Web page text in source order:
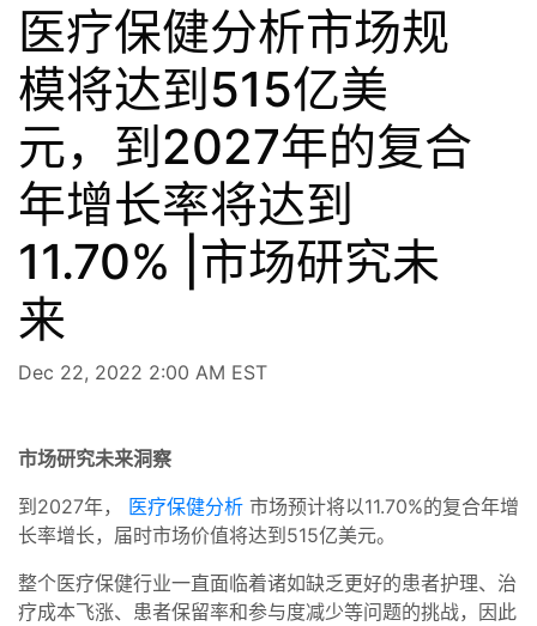
医疗保健分析市场规
模将达到515亿美
元，到2027年的复合
年增长率将达到
11.70% |市场研究未
来
Dec 22, 2022 2:00 AM EST
市场研究未来洞察
到2027年， 医疗保健分析 市场预计将以11.70%的复合年增
长率增长，届时市场价值将达到515亿美元。
整个医疗保健行业一直面临着诸如缺乏更好的患者护理、治
疗成本飞涨、患者保留率和参与度减少等问题的挑战，因此